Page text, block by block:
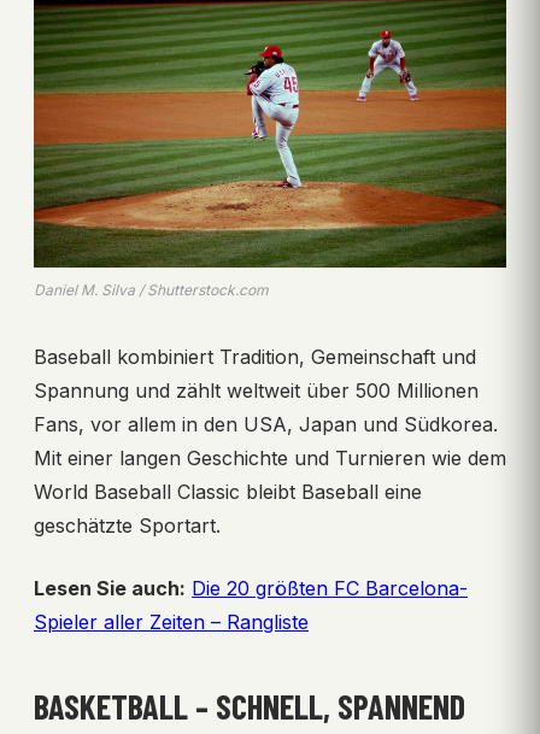
Daniel M. Silva / Shutterstock.com
Baseball kombiniert Tradition, Gemeinschaft und
Spannung und zählt weltweit über 500 Millionen
Fans, vor allem in den USA, Japan und Südkorea.
Mit einer langen Geschichte und Turnieren wie dem
World Baseball Classic bleibt Baseball eine
geschätzte Sportart.
Lesen Sie auch: Die 20 größten FC Barcelona-
Spieler aller Zeiten – Rangliste
BASKETBALL – SCHNELL, SPANNEND